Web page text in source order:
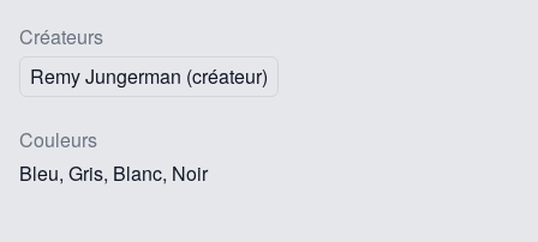
Créateurs
Remy Jungerman (créateur)
Couleurs
Bleu, Gris, Blanc, Noir